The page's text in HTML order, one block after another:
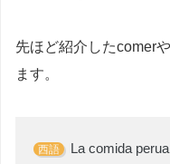
先ほど紹介したcomer
ます。
西語 La comida